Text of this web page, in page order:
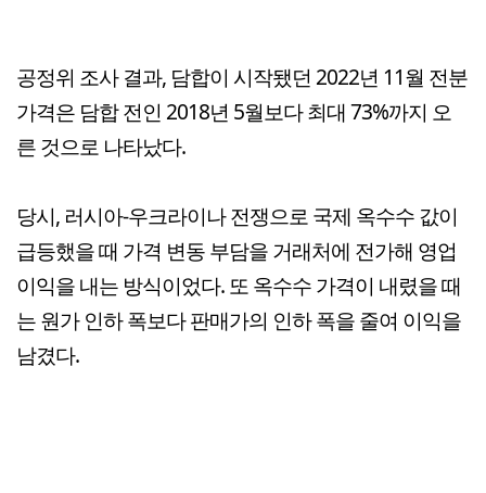
공정위 조사 결과, 담합이 시작됐던 2022년 11월 전분
가격은 담합 전인 2018년 5월보다 최대 73%까지 오
른 것으로 나타났다.
당시, 러시아-우크라이나 전쟁으로 국제 옥수수 값이
급등했을 때 가격 변동 부담을 거래처에 전가해 영업
이익을 내는 방식이었다. 또 옥수수 가격이 내렸을 때
는 원가 인하 폭보다 판매가의 인하 폭을 줄여 이익을
남겼다.